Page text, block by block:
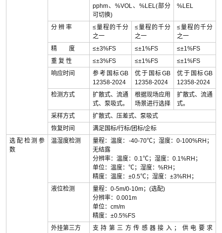
pphm、%VOL、%LEL(部分
可切换)
%LEL
分 辨 率
≤量程的千分
之一
≤量程的千分
之一
≤量程的千分
之一
精 度
≤±3%FS ≤±1%FS
≤±1%FS
重 复 性
≤±3%FS ≤±1%FS
≤±1%FS
响应时间
参考国标GB
12358-2024
优于国标GB
12358-2024
优于国标GB
12358-2024
检测方式
扩散式、流通
式、泵吸式。
根据现场应用
场景进行选择
扩散式、流通
式。
采样方式
扩散式、压差式、泵吸式
恢复时间
满足国标/行标/团标/企标
选配检测参
数
温湿度检测
量程：温度：-40-70℃；湿度：0-100%RH；
无结露
分辨率：温度：0.1℃；湿度：0.1%RH；
单位：温度：℃；湿度：%RH；
精度：温度：±0.5℃；湿度：±3%RH；
液位检测
量程：0-5m/0-10m；(选配)
分辨率：0.001m
单位：cm/m
精度：±0.5%FS
外挂第三方
支持第三方传感器接入；供电要求